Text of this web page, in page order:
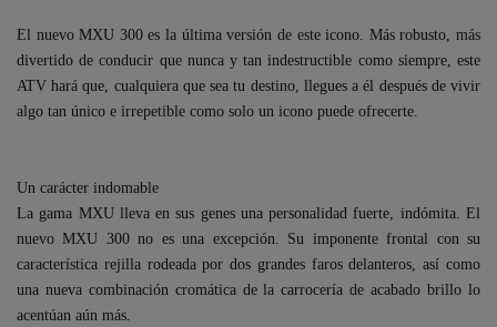
El nuevo MXU 300 es la última versión de este icono. Más robusto, más
divertido de conducir que nunca y tan indestructible como siempre, este
ATV hará que, cualquiera que sea tu destino, llegues a él después de vivir
algo tan único e irrepetible como solo un icono puede ofrecerte.
Un carácter indomable
La gama MXU lleva en sus genes una personalidad fuerte, indómita. El
nuevo MXU 300 no es una excepción. Su imponente frontal con su
característica rejilla rodeada por dos grandes faros delanteros, así como
una nueva combinación cromática de la carrocería de acabado brillo lo
acentúan aún más.